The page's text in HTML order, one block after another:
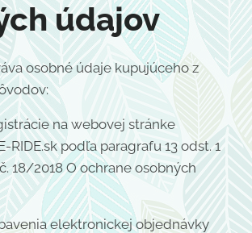
údajov
osobné údaje kupujúceho z
na webovej stránke
RIDE.sk podľa paragrafu 13 odst. 1
18/2018 O ochrane osobných
elektronickej objednávky